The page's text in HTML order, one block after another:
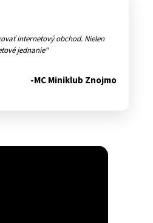
internetový obchod. Nielen
jednanie
-MC Miniklub Znojmo